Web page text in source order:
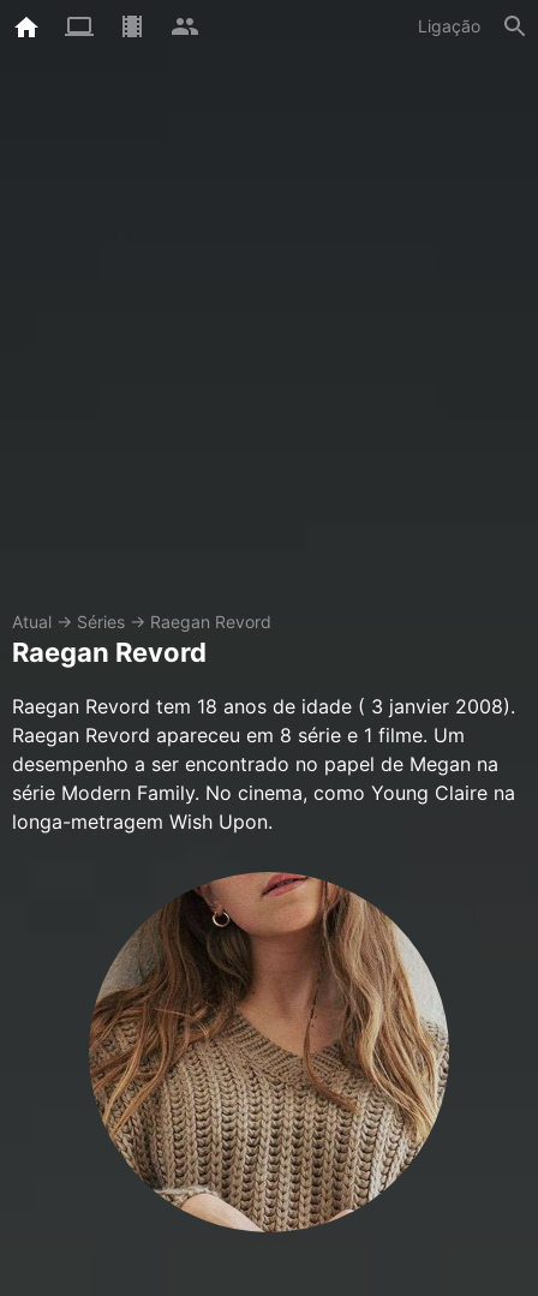
Ligação
Atual → Séries → Raegan Revord
Raegan Revord
Raegan Revord tem 18 anos de idade ( 3 janvier 2008).
Raegan Revord apareceu em 8 série e 1 filme. Um
desempenho a ser encontrado no papel de Megan na
série Modern Family. No cinema, como Young Claire na
longa-metragem Wish Upon.